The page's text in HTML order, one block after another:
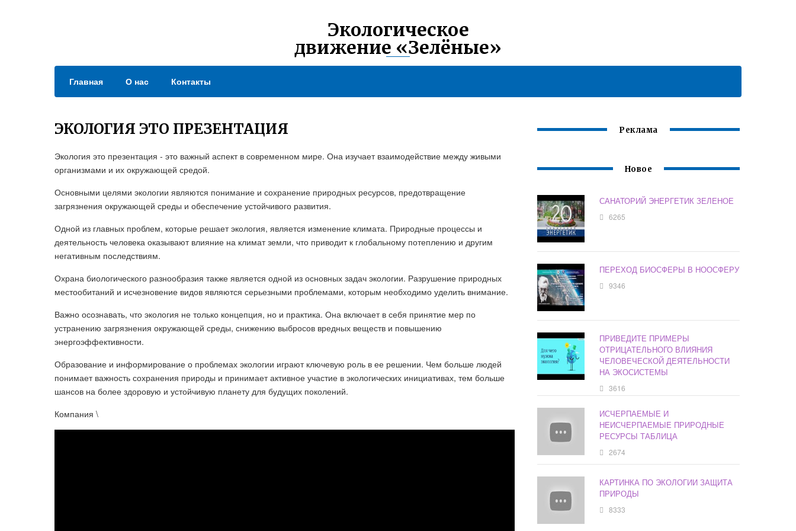
Экологическое
движение «Зелёные»
Главная О нас Контакты
ЭКОЛОГИЯ ЭТО ПРЕЗЕНТАЦИЯ
Экология это презентация - это важный аспект в современном мире. Она изучает взаимодействие между живыми
организмами и их окружающей средой.
Основными целями экологии являются понимание и сохранение природных ресурсов, предотвращение
загрязнения окружающей среды и обеспечение устойчивого развития.
Одной из главных проблем, которые решает экология, является изменение климата. Природные процессы и
деятельность человека оказывают влияние на климат земли, что приводит к глобальному потеплению и другим
негативным последствиям.
Охрана биологического разнообразия также является одной из основных задач экологии. Разрушение природных
местообитаний и исчезновение видов являются серьезными проблемами, которым необходимо уделить внимание.
Важно осознавать, что экология не только концепция, но и практика. Она включает в себя принятие мер по
устранению загрязнения окружающей среды, снижению выбросов вредных веществ и повышению
энергоэффективности.
Образование и информирование о проблемах экологии играют ключевую роль в ее решении. Чем больше людей
понимает важность сохранения природы и принимает активное участие в экологических инициативах, тем больше
шансов на более здоровую и устойчивую планету для будущих поколений.
Компания \
Реклама
Новое
САНАТОРИЙ ЭНЕРГЕТИК ЗЕЛЕНОЕ
6265
ПЕРЕХОД БИОСФЕРЫ В НООСФЕРУ
9346
ПРИВЕДИТЕ ПРИМЕРЫ
ОТРИЦАТЕЛЬНОГО ВЛИЯНИЯ
ЧЕЛОВЕЧЕСКОЙ ДЕЯТЕЛЬНОСТИ
НА ЭКОСИСТЕМЫ
3616
ИСЧЕРПАЕМЫЕ И
НЕИСЧЕРПАЕМЫЕ ПРИРОДНЫЕ
РЕСУРСЫ ТАБЛИЦА
2674
КАРТИНКА ПО ЭКОЛОГИИ ЗАЩИТА
ПРИРОДЫ
8333